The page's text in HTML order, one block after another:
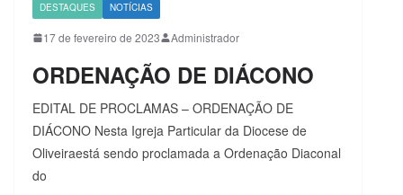
DESTAQUES NOTÍCIAS
17 de fevereiro de 2023 Administrador
ORDENAÇÃO DE DIÁCONO
EDITAL DE PROCLAMAS – ORDENAÇÃO DE
DIÁCONO Nesta Igreja Particular da Diocese de
Oliveiraestá sendo proclamada a Ordenação Diaconal
do